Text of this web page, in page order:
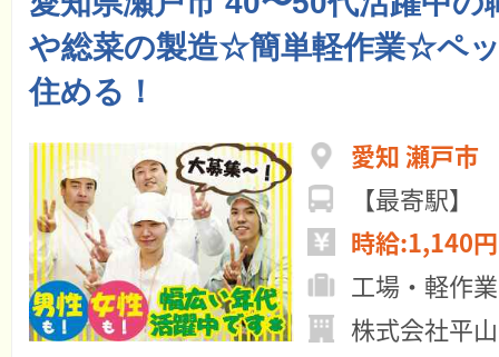
や総菜の製造☆簡単軽作業☆ペ
住める！
愛知 瀬戸市
【最寄駅
時給:1,140
工場・軽作業
株式会社平